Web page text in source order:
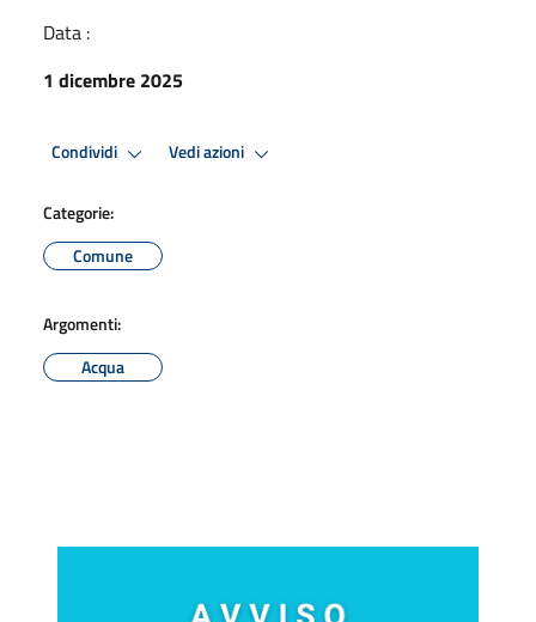
Data :
1 dicembre 2025
Condividi Vedi azioni
Categorie:
Comune
Argomenti:
Acqua